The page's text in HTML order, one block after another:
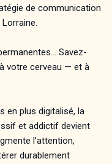
de communication
Lorraine.
Savez-
votre cerveau — et à
en plus digitalisé, la
et addictif devient
l’attention,
durablement